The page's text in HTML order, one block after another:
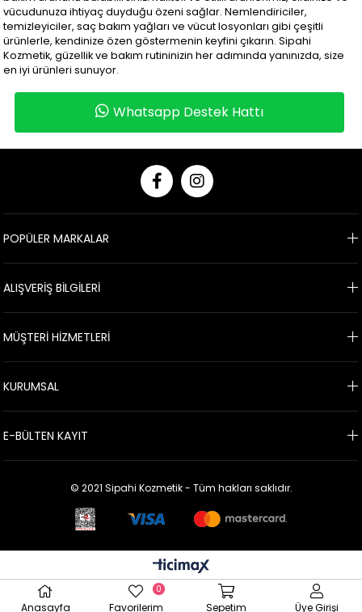
vücudunuza ihtiyaç duyduğu özeni sağlar. Nemlendiriciler,
temizleyiciler, saç bakım yağları ve vücut losyonları gibi çeşitli
ürünlerle, kendinize özen göstermenin keyfini çıkarın. Sipahi
Kozmetik, güzellik ve bakım rutininizin her adımında yanınızda, size
en iyi ürünleri sunuyor.
Whatsapp Destek Hattı
POPÜLER MARKALAR
ALIŞVERİŞ BİLGİLERİ
MÜŞTERİ HİZMETLERİ
KURUMSAL
E-BÜLTEN KAYIT
© 2021 Sipahi Kozmetik - Tüm hakları saklıdır.
Anasayfa Favorilerim
0
Sepetim Üye Girişi